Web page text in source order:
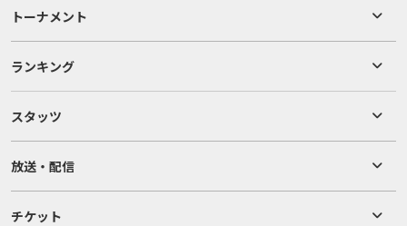
トーナメント
ランキング
スタッツ
放送・配信
チケット